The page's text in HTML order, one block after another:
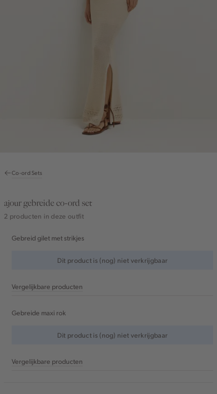
Co-ord Sets
ajour gebreide co-ord set
2 producten in deze outfit
Gebreid gilet met strikjes
Dit product is (nog) niet verkrijgbaar
Vergelijkbare producten
Gebreide maxi rok
Dit product is (nog) niet verkrijgbaar
Vergelijkbare producten